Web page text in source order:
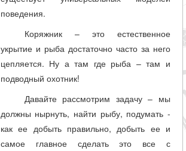
поведения.
Коряжник – это естественное
укрытие и рыба достаточно часто за него
цепляется. Ну а там где рыба – там и
подводный охотник!
Давайте рассмотрим задачу – мы
должны нырнуть, найти рыбу, подумать -
как ее добыть правильно, добыть ее и
самое главное сделать это все с